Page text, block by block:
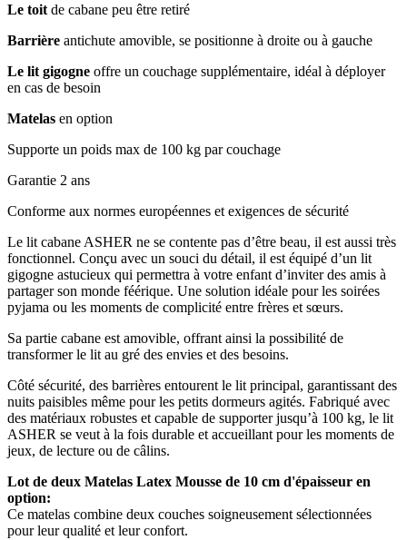
Le toit de cabane peu être retiré
Barrière antichute amovible, se positionne à droite ou à gauche
Le lit gigogne offre un couchage supplémentaire, idéal à déployer
en cas de besoin
Matelas en option
Supporte un poids max de 100 kg par couchage
Garantie 2 ans
Conforme aux normes européennes et exigences de sécurité
Le lit cabane ASHER ne se contente pas d’être beau, il est aussi très
fonctionnel. Conçu avec un souci du détail, il est équipé d’un lit
gigogne astucieux qui permettra à votre enfant d’inviter des amis à
partager son monde féérique. Une solution idéale pour les soirées
pyjama ou les moments de complicité entre frères et sœurs.
Sa partie cabane est amovible, offrant ainsi la possibilité de
transformer le lit au gré des envies et des besoins.
Côté sécurité, des barrières entourent le lit principal, garantissant des
nuits paisibles même pour les petits dormeurs agités. Fabriqué avec
des matériaux robustes et capable de supporter jusqu’à 100 kg, le lit
ASHER se veut à la fois durable et accueillant pour les moments de
jeux, de lecture ou de câlins.
Lot de deux Matelas Latex Mousse de 10 cm d'épaisseur en
option:
Ce matelas combine deux couches soigneusement sélectionnées
pour leur qualité et leur confort.